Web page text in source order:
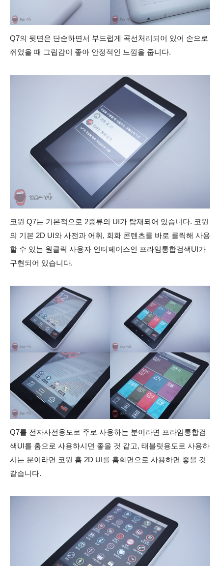
Q7의 뒷면은 단순하면서 부드럽게 곡선처리되어 있어 손으로
쥐었을 때 그립감이 좋아 안정적인 느낌을 줍니다.
코원 Q7는 기본적으로 2종류의 UI가 탑재되어 있습니다. 코원
의 기본 2D UI와 사전과 어휘, 회화 콘텐츠를 바로 클릭해 사용
할 수 있는 원클릭 사용자 인터페이스인 프라임통합검색UI가
구현되어 있습니다.
Q7를 전자사전용도로 주로 사용하는 분이라면 프라임통합검
색UI를 홈으로 사용하시면 좋을 것 같고, 태블릿용도로 사용하
시는 분이라면 코원 홈 2D UI를 홈화면으로 사용하면 좋을 것
같습니다.